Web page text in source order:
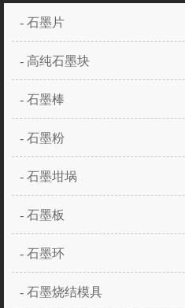
- 石墨片
- 高纯石墨块
- 石墨棒
- 石墨粉
- 石墨坩埚
- 石墨板
- 石墨环
- 石墨烧结模具